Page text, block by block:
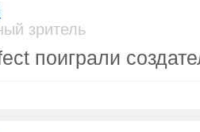
зритель
поиграли